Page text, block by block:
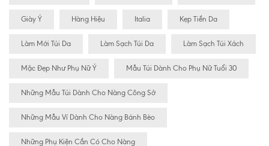
Giày Ý Hàng Hiệu Italia Kẹp Tiền Da
Làm Mới Túi Da Làm Sạch Túi Da Làm Sạch Túi Xách
Mặc Đẹp Như Phụ Nữ Ý Mẫu Túi Dành Cho Phụ Nữ Tuổi 30
Những Mẫu Túi Dành Cho Nàng Công Sở
Những Mẫu Ví Dành Cho Nàng Bánh Bèo
Những Phụ Kiện Cần Có Cho Nàng